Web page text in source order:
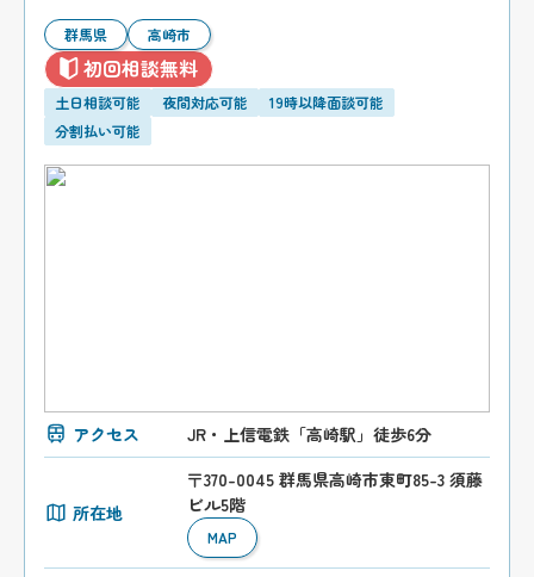
群馬県 高崎市
初回相談無料
土日相談可能 夜間対応可能
19時以降面談可能
分割払い可能
アクセス JR・上信電鉄「高崎駅」徒歩6分
所在地
〒370-0045 群馬県高崎市東町85-3 須藤
ビル5階
MAP